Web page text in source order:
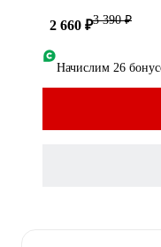
2 660 ₽3 390 ₽
Начислим 26